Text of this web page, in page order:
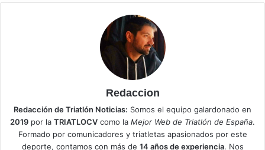
Redaccion
Redacción de Triatlón Noticias: Somos el equipo galardonado en
2019 por la TRIATLOCV como la Mejor Web de Triatlón de España.
Formado por comunicadores y triatletas apasionados por este
deporte, contamos con más de 14 años de experiencia. Nos